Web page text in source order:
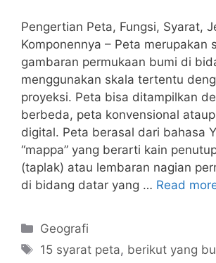
Pengertian Peta, Fungsi, Syarat,
Komponennya – Peta merupakan
gambaran permukaan bumi di
menggunakan skala tertentu
proyeksi. Peta bisa ditampilkan
berbeda, peta konvensional
digital. Peta berasal dari bahasa
“mappa” yang berarti kain
(taplak) atau lembaran nagian
di bidang datar yang … Read
Categories
Geografi
Tags
15 syarat peta, berikut yang